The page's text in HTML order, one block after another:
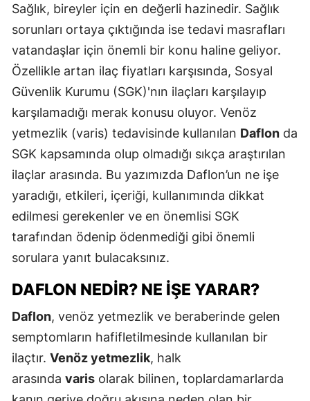
Sağlık, bireyler için en değerli hazinedir. Sağlık
sorunları ortaya çıktığında ise tedavi masrafları
vatandaşlar için önemli bir konu haline geliyor.
Özellikle artan ilaç fiyatları karşısında, Sosyal
Güvenlik Kurumu (SGK)'nın ilaçları karşılayıp
karşılamadığı merak konusu oluyor. Venöz
yetmezlik (varis) tedavisinde kullanılan Daflon da
SGK kapsamında olup olmadığı sıkça araştırılan
ilaçlar arasında. Bu yazımızda Daflon’un ne işe
yaradığı, etkileri, içeriği, kullanımında dikkat
edilmesi gerekenler ve en önemlisi SGK
tarafından ödenip ödenmediği gibi önemli
sorulara yanıt bulacaksınız.
DAFLON NEDIR? NE İŞE YARAR?
Daflon, venöz yetmezlik ve beraberinde gelen
semptomların hafifletilmesinde kullanılan bir
ilaçtır. Venöz yetmezlik, halk
arasında varis olarak bilinen, toplardamarlarda